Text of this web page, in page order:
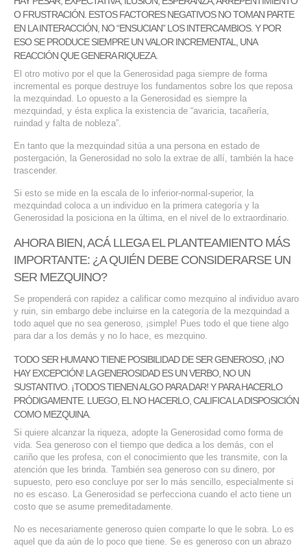
O FRUSTRACIÓN. ESTOS FACTORES NEGATIVOS NO TOMAN PARTE
EN LA INTERACCIÓN, NO “ENSUCIAN” LOS INTERCAMBIOS. Y POR
ESO SE PRODUCE SIEMPRE UN VALOR INCREMENTAL, UNA
REACCIÓN QUE GENERA RIQUEZA.
El otro motivo por el que la Generosidad paga siempre de forma
incremental es porque destruye los fundamentos sobre los que reposa
la mezquindad. Lo opuesto a la Generosidad es siempre la
mezquindad, y ésta explica la existencia de “avaricia, tacañería,
ruindad y falta de nobleza”.
En tanto que la mezquindad sitúa a una persona en estado de
postergación, la Generosidad no solo la extrae de allí, también la hace
trascender.
Si esto se mide en la escala de lo inferior-normal-superior, la
mezquindad coloca a un individuo en la primera categoría y la
Generosidad la posiciona en la última, en el nivel de lo extraordinario.
AHORA BIEN, ACÁ LLEGA EL PLANTEAMIENTO MÁS
IMPORTANTE: ¿A QUIÉN DEBE CONSIDERARSE UN
SER MEZQUINO?
Se propenderá con rapidez a calificar como mezquino al individuo avaro
y ruin, sin embargo debe incluirse en la categoría de la mezquindad a
todo aquel que no sea generoso, ¡simple! Pues todo el que tiene algo
para dar a los demás y no lo hace, es mezquino.
TODO SER HUMANO TIENE POSIBILIDAD DE SER GENEROSO, ¡NO
HAY EXCEPCIÓN! LA GENEROSIDAD ES UN VERBO, NO UN
SUSTANTIVO. ¡TODOS TIENEN ALGO PARA DAR! Y PARA HACERLO
PRÓDIGAMENTE. LUEGO, EL NO HACERLO, CALIFICA LA DISPOSICIÓN
COMO MEZQUINA.
Si quiere alcanzar la riqueza, adopte la Generosidad como forma de
vida. Sea generoso con el tiempo que dedica a los demás, con el
cariño que les profesa, con el conocimiento que les transmite, con la
atención que les brinda. También sea generoso con su dinero, por
supuesto, pero eso concluye por ser lo más sencillo, especialmente si
no es escaso. La Generosidad se perfecciona cuando el acto tiene un
costo que se asume premeditadamente.
No es necesariamente generoso quien comparte lo que le sobra. Lo es
aquel que da aún de lo poco que tiene. Se es generoso con un abrazo